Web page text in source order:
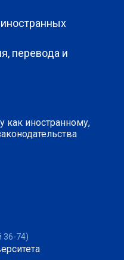
перевода и
как иностранному,
36-74)